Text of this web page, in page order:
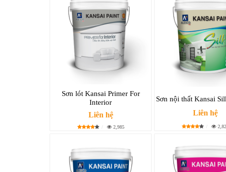
Sơn lót Kansai Primer For
Interior
Liên hệ
2,985
Sơn nội thất Kansai
Liên hệ